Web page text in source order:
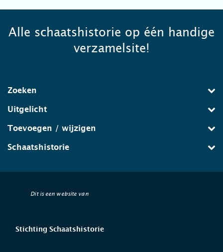
Alle schaatshistorie op één handige
verzamelsite!
Zoeken
Uitgelicht
Toevoegen / wijzigen
Schaatshistorie
Dit is een website van
Stichting Schaatshistorie